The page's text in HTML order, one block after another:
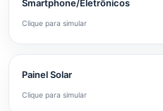
Smartphone/Eletrônicos
Clique para simular
Painel Solar
Clique para simular